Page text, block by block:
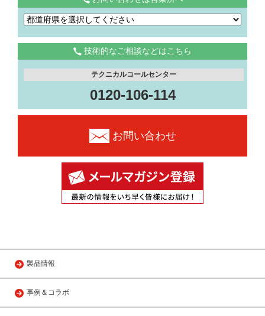
技術的なご相談などはこちら
テクニカルコールセンター
0120-106-114
お問い合わせ
製品情報
事例＆コラボ